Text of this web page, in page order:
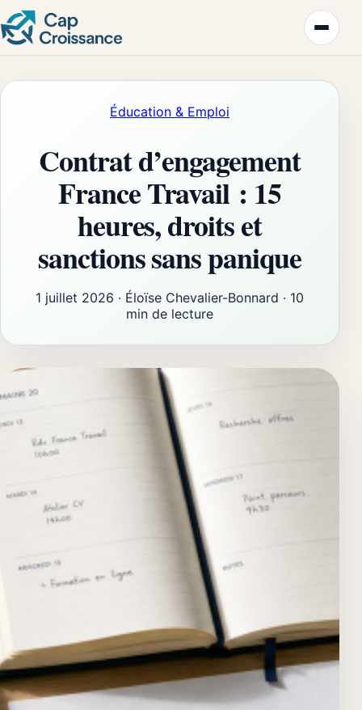
Éducation & Emploi
Contrat d’engagement
France Travail : 15
heures, droits et
sanctions sans panique
1 juillet 2026 · Éloïse Chevalier-Bonnard · 10
min de lecture